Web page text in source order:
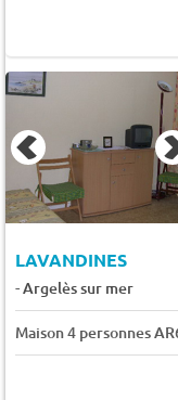
LAVANDINES
-Argelès sur mer
Maison 4 personnes